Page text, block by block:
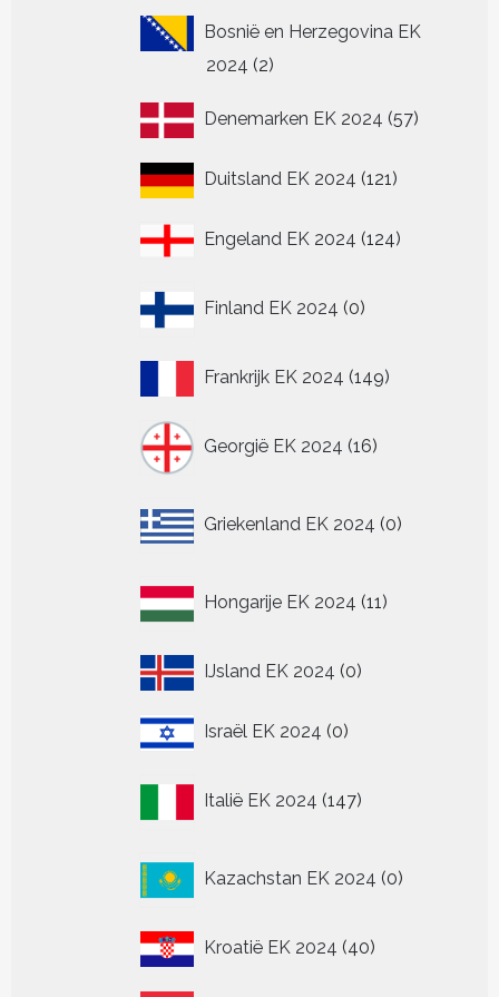
Bosnië en Herzegovina EK
2024 22
Denemarken EK 2024 5757
Duitsland EK 2024 121121
Engeland EK 2024 124124
Finland EK 2024 0
producten
Frankrijk EK 2024 149149
Georgië EK 2024 16
producten
Griekenland EK 2024 0
producten
Hongarije EK 2024 11
producten
IJsland EK 2024 00
Israël EK 2024 00
Italië EK 2024 147
producten
Kazachstan EK 2024 0
producten
Kroatië EK 2024 4040